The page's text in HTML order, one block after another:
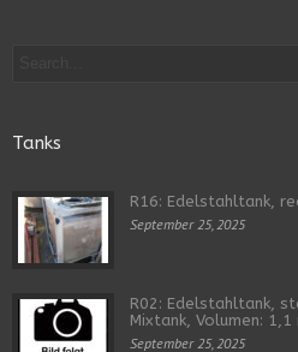
Tanks
R16: Edelstahltank,
September 25, 2025
R02: Edelstahltank,
Mixtank, Volumen: 1,1
September 25, 2025